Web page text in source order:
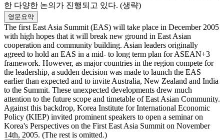
한 다양한 논의가 진행되고 있다. (생략)
영문요약
The first East Asia Summit (EAS) will take place in December 2005
with high hopes that it will break new ground in East Asian
cooperation and community building. Asian leaders originally
agreed to hold an EAS in a mid- to long term plan for ASEAN+3
framework. However, as major countries in the region compete for
the leadership, a sudden decision was made to launch the EAS
earlier than expected and to invite Australia, New Zealand and India
to the Summit. These unexpected developments drew much
attention to the future scope and timetable of East Asian Community.
Against this backdrop, Korea Institute for International Economic
Policy (KIEP) invited prominent speakers to open a seminar on
Korea's Perspectives on the First East Asia Summit on November
14th, 2005. (The rest is omitted.)